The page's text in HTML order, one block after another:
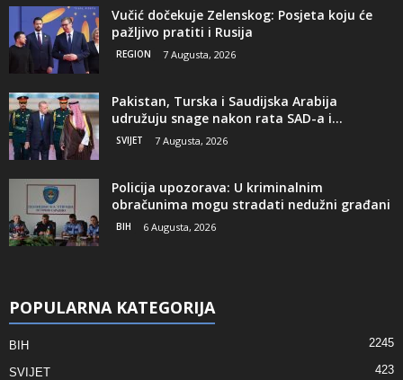
Vučić dočekuje Zelenskog: Posjeta koju će
pažljivo pratiti i Rusija
REGION 7 Augusta, 2026
Pakistan, Turska i Saudijska Arabija
udružuju snage nakon rata SAD-a i...
SVIJET 7 Augusta, 2026
Policija upozorava: U kriminalnim
obračunima mogu stradati nedužni građani
BIH 6 Augusta, 2026
POPULARNA KATEGORIJA
BIH 2245
SVIJET 423